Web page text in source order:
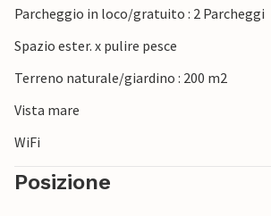
Parcheggio in loco/gratuito : 2 Parcheggi
Spazio ester. x pulire pesce
Terreno naturale/giardino : 200 m2
Vista mare
WiFi
Posizione